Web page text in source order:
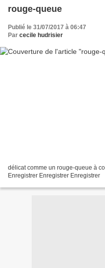
rouge-queue
Publié le 31/07/2017 à 06:47
Par cecile hudrisier
délicat comme un rouge-queue à
Enregistrer Enregistrer Enregistrer